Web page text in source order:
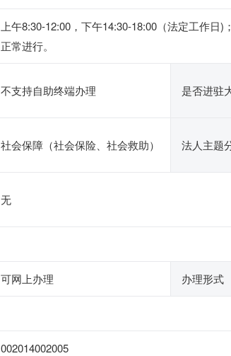
上午8:30-12:00，下午14:30-18:00（法定工作
正常进行。
不支持自助终端办理 是否进驻
社会保障（社会保险、社会救助） 法人主题
无
可网上办理 办理形式
002014002005